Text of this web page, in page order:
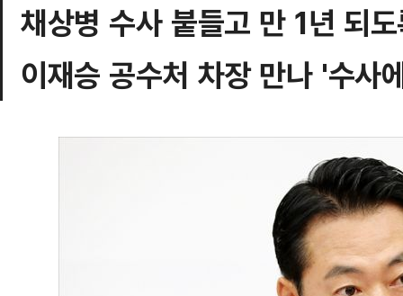
채상병 수사 붙들고 만 1년 되
이재승 공수처 차장 만나 '수사